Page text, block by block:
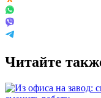
Читайте